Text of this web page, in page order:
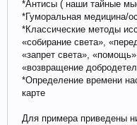
*Антисы ( наши тайные
*Гуморальная медицина/
*Классические методы
«собирание света»,
«запрет света»,
«возвращение
*Определение времени
карте
Для примера